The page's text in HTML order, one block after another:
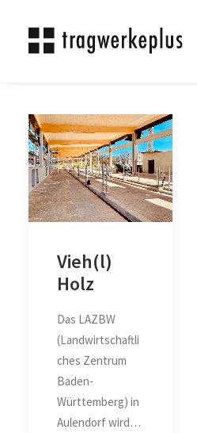
Vieh(l)
Holz
Das LAZBW
(Landwirtschaftli
ches Zentrum
Baden-
Württemberg) in
Aulendorf wird…